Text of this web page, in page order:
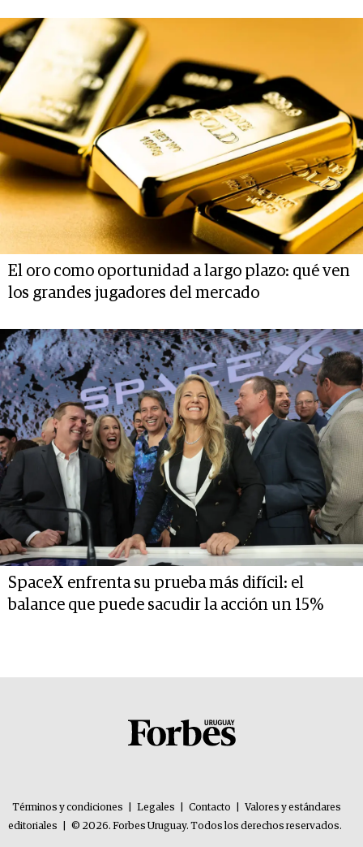
El oro como oportunidad a largo plazo: qué ven
los grandes jugadores del mercado
SpaceX enfrenta su prueba más difícil: el
balance que puede sacudir la acción un 15%
Términos y condiciones Legales Contacto
Valores y estándares
editoriales
© 2026. Forbes Uruguay. Todos los derechos reservados.